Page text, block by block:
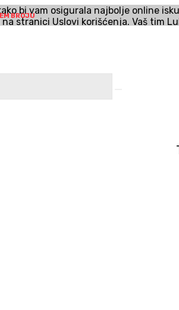
bi vam osigurala najbolje online
na stranici Uslovi korišćenja. Vaš tim
BROJU